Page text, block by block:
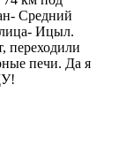
Средний
Ицыл.
переходили
печи. Да я